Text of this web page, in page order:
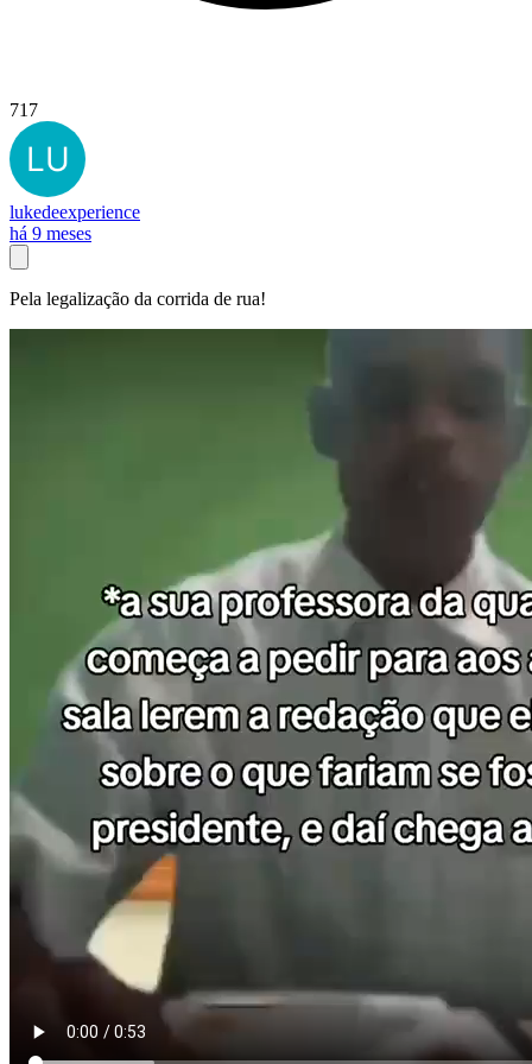
717
lukedeexperience
há 9 meses
Pela legalização da corrida de rua!